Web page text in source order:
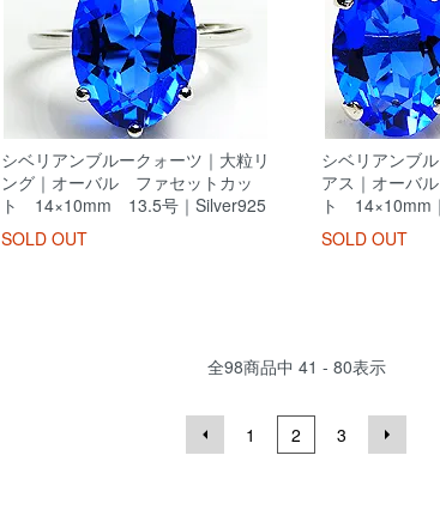
シベリアンブルークォーツ｜大粒リ
ング｜オーバル ファセットカッ
ト 14×10mm 13.5号｜Silver925
SOLD OUT
シベリアンブ
アス｜オーバ
ト 14×10mm
SOLD OUT
全98商品中 41 - 80表示
1 2 3